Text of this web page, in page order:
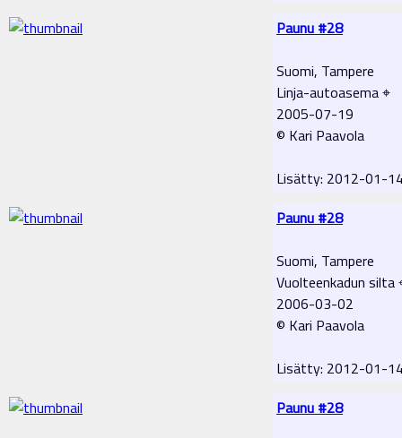
Paunu #28
Suomi, Tampere
Linja-autoasema ⌖
2005-07-19
© Kari Paavola
Lisätty: 2012-01-
Paunu #28
Suomi, Tampere
Vuolteenkadun silta
2006-03-02
© Kari Paavola
Lisätty: 2012-01-
Paunu #28